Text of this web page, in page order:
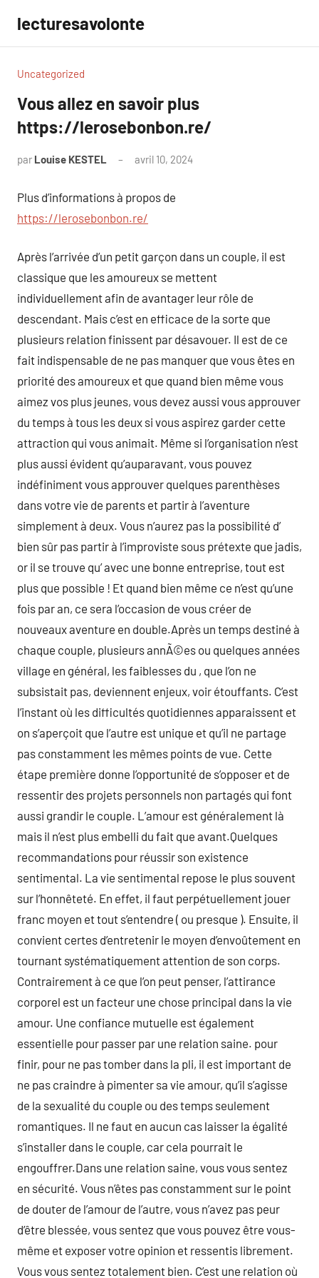
contenu
lecturesavolonte
Uncategorized
Vous allez en savoir plus
https://lerosebonbon.re/
par Louise KESTEL avril 10, 2024
Plus d’informations à propos de
https://lerosebonbon.re/
Après l’arrivée d’un petit garçon dans un couple, il est
classique que les amoureux se mettent
individuellement afin de avantager leur rôle de
descendant. Mais c’est en efficace de la sorte que
plusieurs relation finissent par désavouer. Il est de ce
fait indispensable de ne pas manquer que vous êtes en
priorité des amoureux et que quand bien même vous
aimez vos plus jeunes, vous devez aussi vous approuver
du temps à tous les deux si vous aspirez garder cette
attraction qui vous animait. Même si l’organisation n’est
plus aussi évident qu’auparavant, vous pouvez
indéfiniment vous approuver quelques parenthèses
dans votre vie de parents et partir à l’aventure
simplement à deux. Vous n’aurez pas la possibilité d’
bien sûr pas partir à l’improviste sous prétexte que jadis,
or il se trouve qu’ avec une bonne entreprise, tout est
plus que possible ! Et quand bien même ce n’est qu’une
fois par an, ce sera l’occasion de vous créer de
nouveaux aventure en double.Après un temps destiné à
chaque couple, plusieurs annÃ©es ou quelques années
village en général, les faiblesses du , que l’on ne
subsistait pas, deviennent enjeux, voir étouffants. C’est
l’instant où les difficultés quotidiennes apparaissent et
on s’aperçoit que l’autre est unique et qu’il ne partage
pas constamment les mêmes points de vue. Cette
étape première donne l’opportunité de s’opposer et de
ressentir des projets personnels non partagés qui font
aussi grandir le couple. L’amour est généralement là
mais il n’est plus embelli du fait que avant.Quelques
recommandations pour réussir son existence
sentimental. La vie sentimental repose le plus souvent
sur l’honnêteté. En effet, il faut perpétuellement jouer
franc moyen et tout s’entendre ( ou presque ). Ensuite, il
convient certes d’entretenir le moyen d’envoûtement en
tournant systématiquement attention de son corps.
Contrairement à ce que l’on peut penser, l’attirance
corporel est un facteur une chose principal dans la vie
amour. Une confiance mutuelle est également
essentielle pour passer par une relation saine. pour
finir, pour ne pas tomber dans la pli, il est important de
ne pas craindre à pimenter sa vie amour, qu’il s’agisse
de la sexualité du couple ou des temps seulement
romantiques. Il ne faut en aucun cas laisser la égalité
s’installer dans le couple, car cela pourrait le
engouffrer.Dans une relation saine, vous vous sentez
en sécurité. Vous n’êtes pas constamment sur le point
de douter de l’amour de l’autre, vous n’avez pas peur
d’être blessée, vous sentez que vous pouvez être vous-
même et exposer votre opinion et ressentis librement.
Vous vous sentez totalement bien. C’est une relation où